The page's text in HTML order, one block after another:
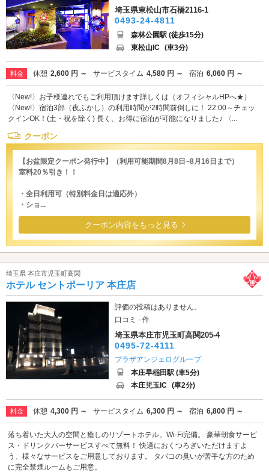
埼玉県東松山市石橋2116-1
0493-24-4811
森林公園駅 (徒歩15分)
東松山IC (車3分)
料金 休憩 2,600 円 ～ サービスタイム 4,580 円 ～ 宿泊 6,060 円 ～
〈New!〉お子様連れでもご利用頂けます詳しくは（オフィシャルHPへ★）
〈New!〉宿泊3部（夜ふかし）の利用時間が2時間前倒しに！ 22:00～チェッ
クインOK！(土・祝を除く) 長く、お得に宿泊が可能になりました♪ 〈...
クーポン
【お盆限定クーポン発行中】（利用可能期間8月8日~8月16日まで）
室料20％引き！！
・全日利用可（特別料金日は適応外）
・ショ...
クーポン内容をもっと見る
埼玉県 本庄市児玉町高関
ホテル セントポーリア 本庄店
評価の投稿はありません。
口コミ - 件
埼玉県本庄市児玉町高関205-4
0495-72-4111
プラザアンジェログループ
本庄早稲田駅 (車5分)
本庄児玉IC (車2分)
料金 休憩 4,300 円 ～ サービスタイム 6,300 円 ～ 宿泊 6,800 円 ～
落ち着いた大人の空間と癒しのリゾートホテル。Wi-Fi完備。 豪華朝食サービ
ス・ドリンクバーサービスすべて無料！ 快適におくつろぎいただけますよ
う、様々なサービスをご用意しております。 タバコの臭いが苦手な方のため
に完全禁煙ルームもご用意。